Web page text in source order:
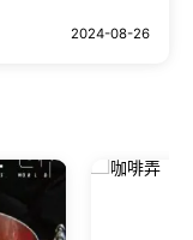
2024-08-26